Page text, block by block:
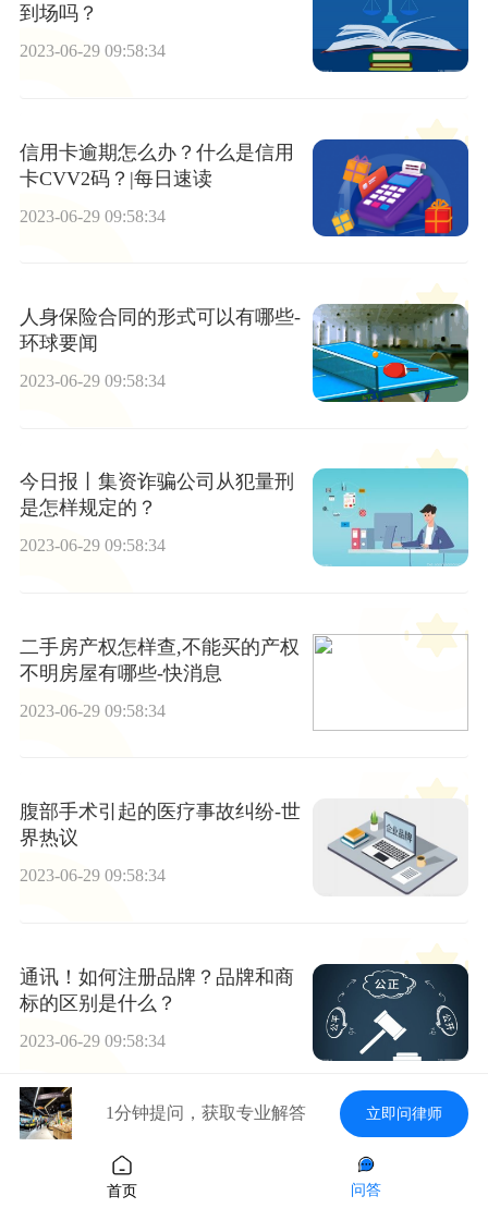
到场吗？
2023-06-29 09:58:34
信用卡逾期怎么办？什么是信用
卡CVV2码？|每日速读
2023-06-29 09:58:34
人身保险合同的形式可以有哪些-
环球要闻
2023-06-29 09:58:34
今日报丨集资诈骗公司从犯量刑
是怎样规定的？
2023-06-29 09:58:34
二手房产权怎样查,不能买的产权
不明房屋有哪些-快消息
2023-06-29 09:58:34
腹部手术引起的医疗事故纠纷-世
界热议
2023-06-29 09:58:34
通讯！如何注册品牌？品牌和商
标的区别是什么？
2023-06-29 09:58:34
信用卡多张欠40万还不起怎么
办？停息挂账后怎么查哪天还
1分钟提问，获取专业解答 立即问律师
首页 问答